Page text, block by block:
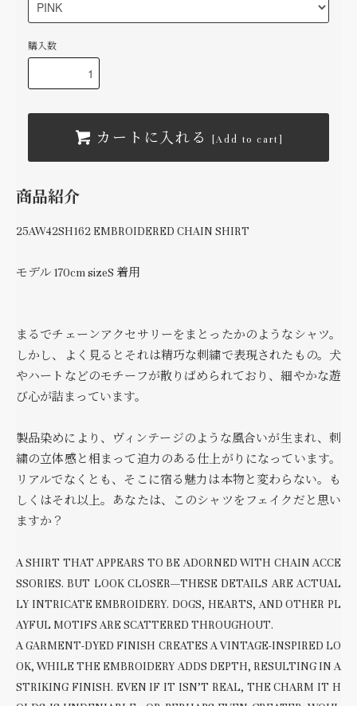
購入数
カートに入れる [Add to cart]
商品紹介
25AW42SH162 EMBROIDERED CHAIN SHIRT
モデル 170cm sizeS 着用
まるでチェーンアクセサリーをまとったかのようなシャツ。
しかし、よく見るとそれは精巧な刺繍で表現されたもの。犬
やハートなどのモチーフが散りばめられており、細やかな遊
び心が詰まっています。
製品染めにより、ヴィンテージのような風合いが生まれ、刺
繍の立体感と相まって迫力のある仕上がりになっています。
リアルでなくとも、そこに宿る魅力は本物と変わらない。も
しくはそれ以上。あなたは、このシャツをフェイクだと思い
ますか？
A SHIRT THAT APPEARS TO BE ADORNED WITH CHAIN ACCE
SSORIES. BUT LOOK CLOSER—THESE DETAILS ARE ACTUAL
LY INTRICATE EMBROIDERY. DOGS, HEARTS, AND OTHER PL
AYFUL MOTIFS ARE SCATTERED THROUGHOUT.
A GARMENT-DYED FINISH CREATES A VINTAGE-INSPIRED LO
OK, WHILE THE EMBROIDERY ADDS DEPTH, RESULTING IN A
STRIKING FINISH. EVEN IF IT ISN’T REAL, THE CHARM IT H